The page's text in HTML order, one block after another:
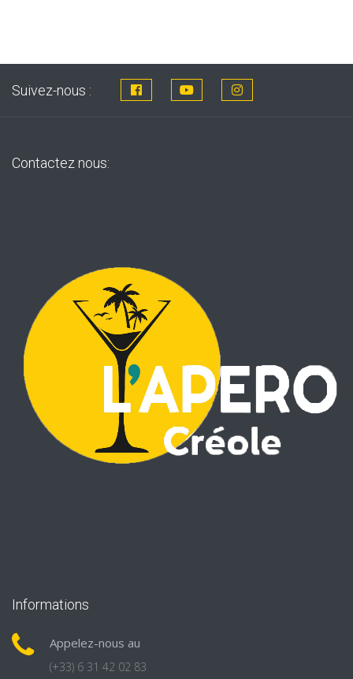
Suivez-nous :
Contactez nous:
Informations
Appelez-nous au
(+33) 6 31 42 02 83